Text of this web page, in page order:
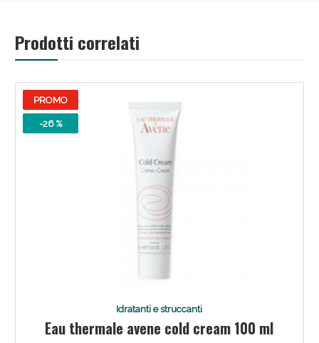
Prodotti correlati
PROMO
-26 %
Idratanti e struccanti
Eau thermale avene cold cream 100 ml
Benessere Intestinale: Sconto fino al 55% valido
oggi!